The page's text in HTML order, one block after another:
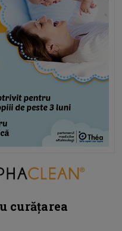
curățarea